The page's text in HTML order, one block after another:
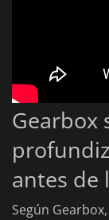
Gearbox
antes de
Según